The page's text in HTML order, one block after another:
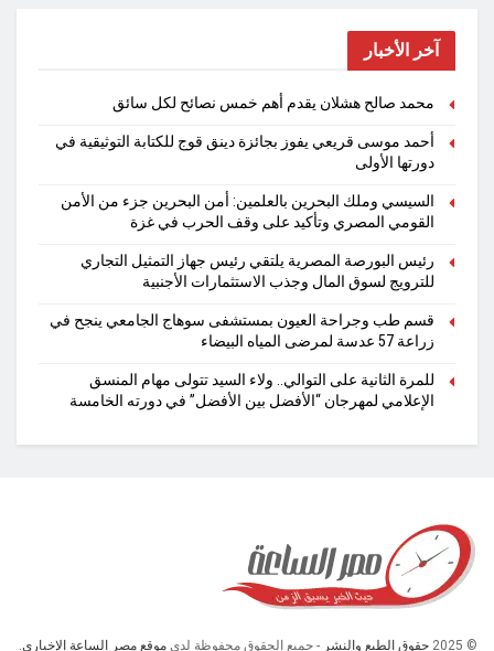
آخر الأخبار
محمد صالح هشلان يقدم أهم خمس نصائح لكل سائق
أحمد موسى قريعي يفوز بجائزة دينق قوج للكتابة التوثيقية في
دورتها الأولى
السيسي وملك البحرين بالعلمين: أمن البحرين جزء من الأمن
القومي المصري وتأكيد على وقف الحرب في غزة
رئيس البورصة المصرية يلتقي رئيس جهاز التمثيل التجاري
للترويج لسوق المال وجذب الاستثمارات الأجنبية
قسم طب وجراحة العيون بمستشفى سوهاج الجامعي ينجح في
زراعة 57 عدسة لمرضى المياه البيضاء
للمرة الثانية على التوالي.. ولاء السيد تتولى مهام المنسق
الإعلامي لمهرجان “الأفضل بين الأفضل” في دورته الخامسة
© 2025 حقوق الطبع والنشر - جميع الحقوق محفوظة لدى موقع مصر الساعة الإخباري.